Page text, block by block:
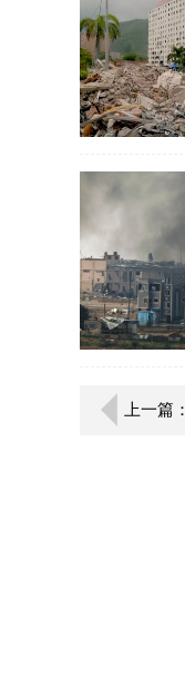
上一篇：